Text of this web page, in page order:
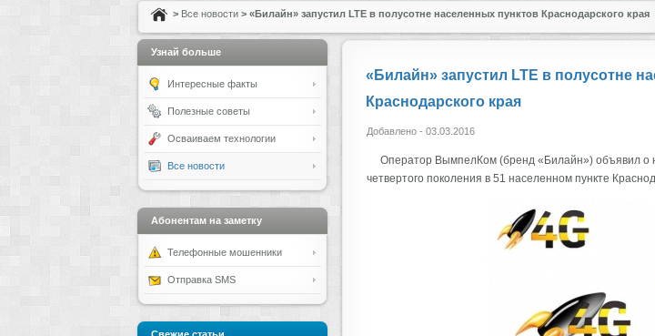
> Все новости > «Билайн» запустил LTE в полусотне населенных пунктов Краснодарского края
«Билайн» запустил LTE в полусотне
Краснодарского края
Добавлено - 03.03.2016
Оператор ВымпелКом (бренд «Билайн») объявил о
четвертого поколения в 51 населенном пункте
Узнай больше
Интересные факты
Полезные советы
Осваиваем технологии
Все новости
Абонентам на заметку
Телефонные мошенники
Отправка SMS